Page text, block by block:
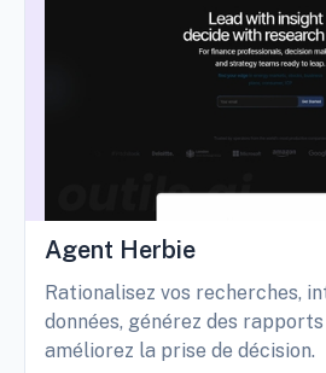
Agent Herbie
Rationalisez vos recherches,
données, générez des
améliorez la prise de décision.